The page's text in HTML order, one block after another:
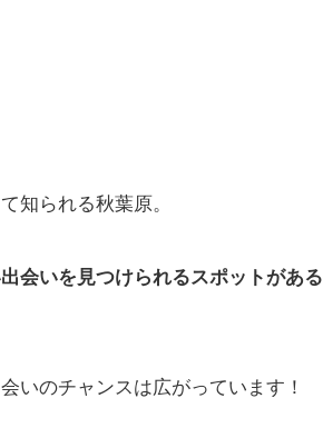
知られる秋葉原。
会いを見つけられるスポットがある
いのチャンスは広がっています！